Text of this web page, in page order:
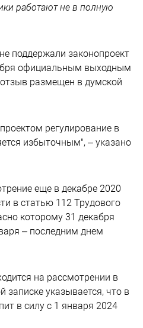
работают не в полную
поддержали законопроект
официальным выходным
размещен в думской
регулирование в
избыточным", – указано
еще в декабре 2020
в статью 112 Трудового
которому 31 декабря
– последним днем
на рассмотрении в
записке указывается, что в
в силу с 1 января 2024